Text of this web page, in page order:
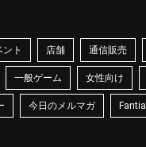
ト 店舗 通信販売
一般ゲーム 女性向け
今日のメルマガ Fantia